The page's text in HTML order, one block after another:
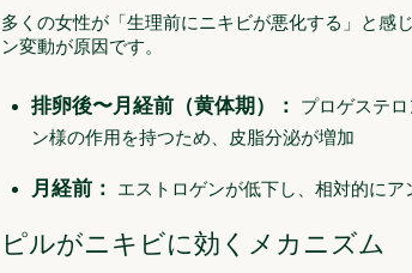
多くの女性が「生理前にニキビが悪化する」と感
ン変動が原因です。
排卵後〜月経前（黄体期）：
プロゲステ
ン様の作用を持つため、皮脂分泌が増加
月経前： エストロゲンが低下し、相対的に
ピルがニキビに効くメカニズム